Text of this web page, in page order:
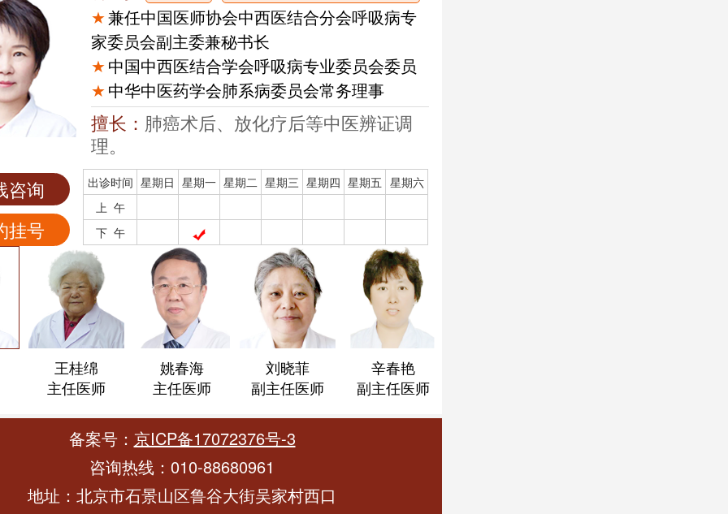
★兼任中国医师协会中西医结合分会呼吸病专
家委员会副主委兼秘书长
★中国中西医结合学会呼吸病专业委员会委员
★中华中医药学会肺系病委员会常务理事
擅长： 肺癌术后、放化疗后等中医辨证调
理。
咨询
挂号
出诊时间 星期日 星期一 星期二 星期三 星期四 星期五 星期六
上 午
下 午
王桂绵
主任医师
姚春海
主任医师
刘晓菲
副主任医师
辛春艳
副主任医师
备案号： 京ICP备17072376号-3
咨询热线：010-88680961
地址：北京市石景山区鲁谷大街吴家村西口